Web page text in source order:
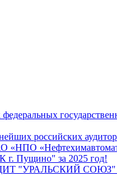
российских
«НПО
г. Пущино" за 2025 год!
"УРАЛЬСКИЙ